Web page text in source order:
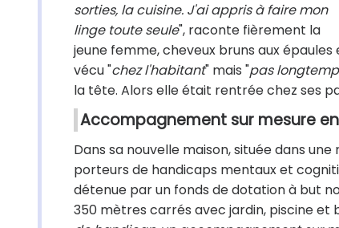
sorties, la cuisine. J'ai appris à faire mon
linge toute seule", raconte fièrement la
jeune femme, cheveux bruns aux
vécu "chez l'habitant" mais "pas
la tête. Alors elle était rentrée chez ses
Accompagnement sur mesure
Dans sa nouvelle maison, située dans
porteurs de handicaps mentaux et
détenue par un fonds de dotation à but
350 mètres carrés avec jardin, piscine et